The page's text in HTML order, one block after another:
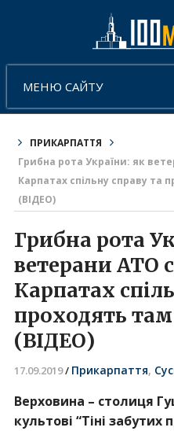
МЕНЮ САЙТУ
ПРИКАРПАТТЯ
Грибна рота України: як
Карпатах спільну справу та
(ВІДЕО)
Грибна рота
ветерани АТО
Карпатах
проходять там
(ВІДЕО)
17.09.2019/ Прикарпаття,
Верховина – столиця
культові “Тіні забутих